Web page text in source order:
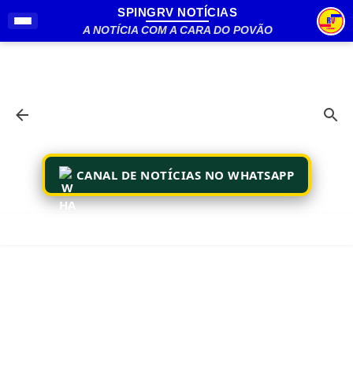
Pular para o conteúdo principal
SPINGRV NOTÍCIAS
A NOTÍCIA COM A CARA DO POVÃO
CANAL DE NOTÍCIAS NO WHATSAPP